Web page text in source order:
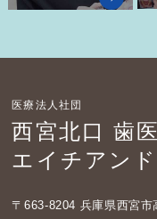
医療法人社団
西宮北口 歯
エイチアン
〒663-8204 兵庫県西宮